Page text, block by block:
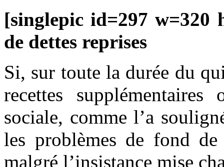
[singlepic id=297
de dettes reprises
Si, sur toute la durée du
recettes
sociale, comme l’a
les problèmes de fond
malgré l’insistance mise